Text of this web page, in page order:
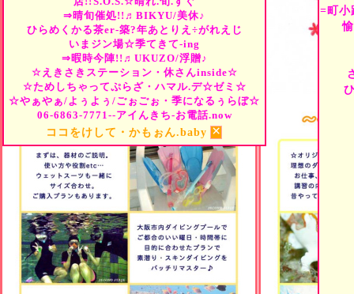
⇒晴旬催処!!♬BIKYU/美休♪
ひらめくかる茶er-築?年あとりえ÷がれえじ
いまジン場☆季てきて-ing
⇒暇時今陣!!♬UKUZO/浮贈♪
☆えきさきステーション・休さんinside☆
☆ためしちゃってぷらざ・ハマル.デ☆ゼミ☆
☆やぁやぁ/よぅよぅ/ごぉごぉ・季になるぅらぼ☆
06-6863-7771--アイんきち-お電話.now
ココをけして・かもぉん.baby ×
=町小